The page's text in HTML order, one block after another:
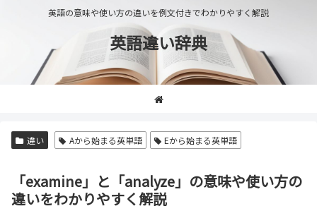
英語の意味や使い方の違いを例文付きでわかりやすく解説
英語違い辞典
違い Aから始まる英単語 Eから始まる英単語
「examine」と「analyze」の意味や使い方の
違いをわかりやすく解説